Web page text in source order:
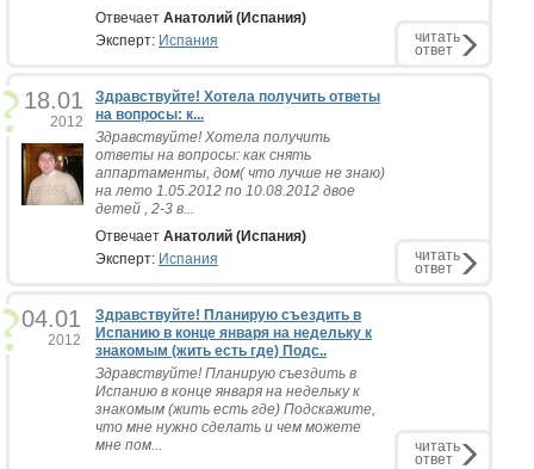
Отвечает Анатолий (Испания)
Эксперт: Испания читать
ответ
18.01
2012
Здравствуйте! Хотела получить ответы
на вопросы: к...
Здравствуйте! Хотела получить
ответы на вопросы: как снять
аппартаменты, дом( что лучше не знаю)
на лето 1.05.2012 по 10.08.2012 двое
детей , 2-3 в...
Отвечает Анатолий (Испания)
Эксперт: Испания читать
ответ
04.01
2012
Здравствуйте! Планирую съездить в
Испанию в конце января на недельку к
знакомым (жить есть где) Подс..
Здравствуйте! Планирую съездить в
Испанию в конце января на недельку к
знакомым (жить есть где) Подскажите,
что мне нужно сделать и чем можете
мне пом...
читать
ответ